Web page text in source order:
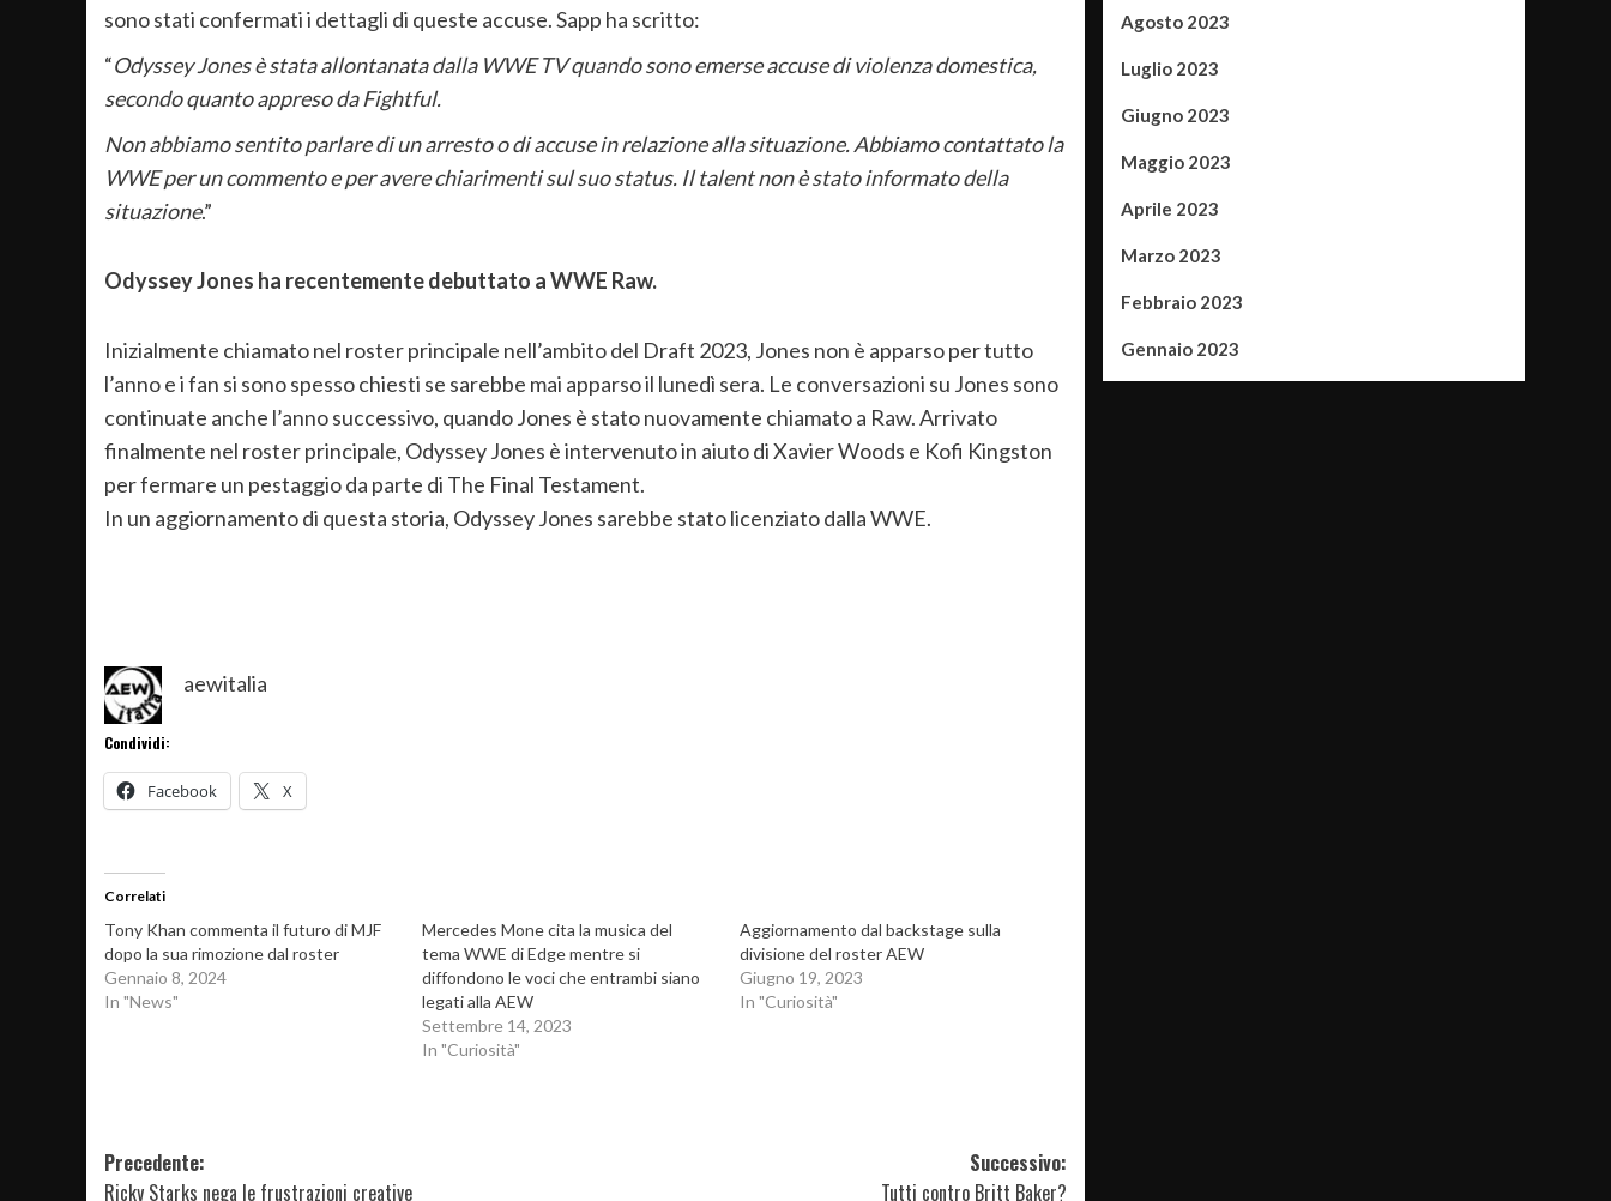
sono stati confermati i dettagli di queste accuse. Sapp ha scritto:
“Odyssey Jones è stata allontanata dalla WWE TV quando sono emerse accuse di violenza domestica,
secondo quanto appreso da Fightful.
Non abbiamo sentito parlare di un arresto o di accuse in relazione alla situazione. Abbiamo contattato la
WWE per un commento e per avere chiarimenti sul suo status. Il talent non è stato informato della
situazione.”
Odyssey Jones ha recentemente debuttato a WWE Raw.
Inizialmente chiamato nel roster principale nell’ambito del Draft 2023, Jones non è apparso per tutto
l’anno e i fan si sono spesso chiesti se sarebbe mai apparso il lunedì sera. Le conversazioni su Jones sono
continuate anche l’anno successivo, quando Jones è stato nuovamente chiamato a Raw. Arrivato
finalmente nel roster principale, Odyssey Jones è intervenuto in aiuto di Xavier Woods e Kofi Kingston
per fermare un pestaggio da parte di The Final Testament.
In un aggiornamento di questa storia, Odyssey Jones sarebbe stato licenziato dalla WWE.
aewitalia
Condividi:
Facebook X
Correlati
Tony Khan commenta il futuro di MJF
dopo la sua rimozione dal roster
Gennaio 8, 2024
In "News"
Mercedes Mone cita la musica del
tema WWE di Edge mentre si
diffondono le voci che entrambi siano
legati alla AEW
Settembre 14, 2023
In "Curiosità"
Aggiornamento dal backstage sulla
divisione del roster AEW
Giugno 19, 2023
In "Curiosità"
Navigazione
Precedente:
Ricky Starks nega le frustrazioni creative
Successivo:
Tutti contro Britt Baker?
Agosto 2023
Luglio 2023
Giugno 2023
Maggio 2023
Aprile 2023
Marzo 2023
Febbraio 2023
Gennaio 2023